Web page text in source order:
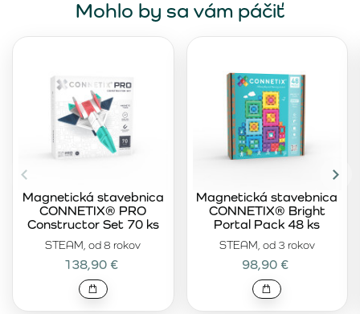
Mohlo by sa vám páčiť
STEAM, od 8 rokov
Magnetická stavebnica
CONNETIX® PRO
Constructor Set 70 ks
138,90 €
STEAM, od 3 rokov
Magnetická stavebnica
CONNETIX® Bright
Portal Pack 48 ks
98,90 €